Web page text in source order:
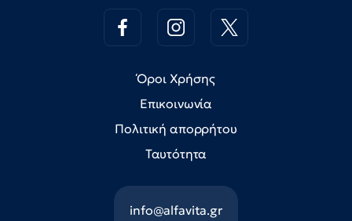
Όροι Χρήσης
Επικοινωνία
Πολιτική απορρήτου
Ταυτότητα
info@alfavita.gr